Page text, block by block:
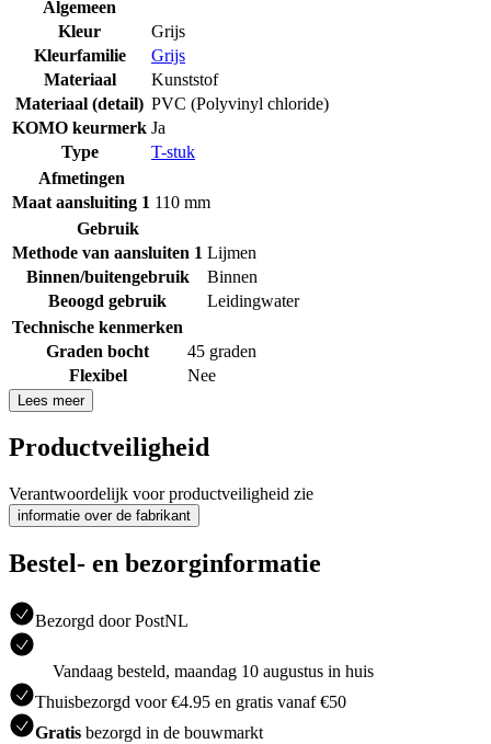
Algemeen
Kleur
Grijs
Kleurfamilie
Grijs
Materiaal
Kunststof
Materiaal (detail) PVC (Polyvinyl chloride)
KOMO keurmerk Ja
Type
T-stuk
Afmetingen
Maat aansluiting 1 110 mm
Gebruik
Methode van aansluiten 1 Lijmen
Binnen/buitengebruik
Binnen
Beoogd gebruik
Leidingwater
Technische kenmerken
Graden bocht
45 graden
Flexibel
Nee
Lees meer
Productveiligheid
Verantwoordelijk voor productveiligheid zie
informatie over de fabrikant
Bestel- en bezorginformatie
Bezorgd door PostNL
Vandaag besteld, maandag 10 augustus in huis
Thuisbezorgd voor €4.95 en gratis vanaf €50
Gratis bezorgd in de bouwmarkt